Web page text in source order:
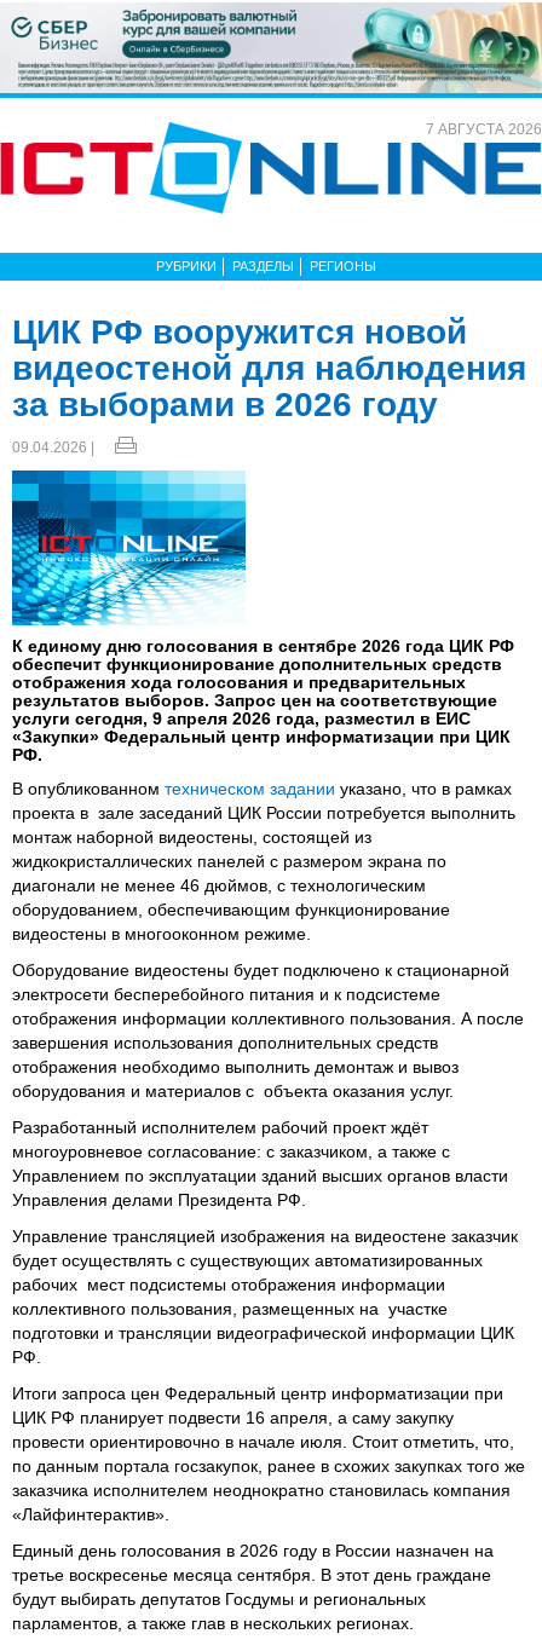
7 АВГУСТА 2026
РУБРИКИ РАЗДЕЛЫ РЕГИОНЫ
ЦИК РФ вооружится новой
видеостеной для наблюдения
за выборами в 2026 году
09.04.2026 |
К единому дню голосования в сентябре 2026 года ЦИК РФ
обеспечит функционирование дополнительных средств
отображения хода голосования и предварительных
результатов выборов. Запрос цен на соответствующие
услуги сегодня, 9 апреля 2026 года, разместил в ЕИС
«Закупки» Федеральный центр информатизации при ЦИК
РФ.
В опубликованном техническом задании указано, что в рамках
проекта в зале заседаний ЦИК России потребуется выполнить
монтаж наборной видеостены, состоящей из
жидкокристаллических панелей с размером экрана по
диагонали не менее 46 дюймов, с технологическим
оборудованием, обеспечивающим функционирование
видеостены в многооконном режиме.
Оборудование видеостены будет подключено к стационарной
электросети бесперебойного питания и к подсистеме
отображения информации коллективного пользования. А после
завершения использования дополнительных средств
отображения необходимо выполнить демонтаж и вывоз
оборудования и материалов с объекта оказания услуг.
Разработанный исполнителем рабочий проект ждёт
многоуровневое согласование: с заказчиком, а также с
Управлением по эксплуатации зданий высших органов власти
Управления делами Президента РФ.
Управление трансляцией изображения на видеостене заказчик
будет осуществлять с существующих автоматизированных
рабочих мест подсистемы отображения информации
коллективного пользования, размещенных на участке
подготовки и трансляции видеографической информации ЦИК
РФ.
Итоги запроса цен Федеральный центр информатизации при
ЦИК РФ планирует подвести 16 апреля, а саму закупку
провести ориентировочно в начале июля. Стоит отметить, что,
по данным портала госзакупок, ранее в схожих закупках того же
заказчика исполнителем неоднократно становилась компания
«Лайфинтерактив».
Единый день голосования в 2026 году в России назначен на
третье воскресенье месяца сентября. В этот день граждане
будут выбирать депутатов Госдумы и региональных
парламентов, а также глав в нескольких регионах.